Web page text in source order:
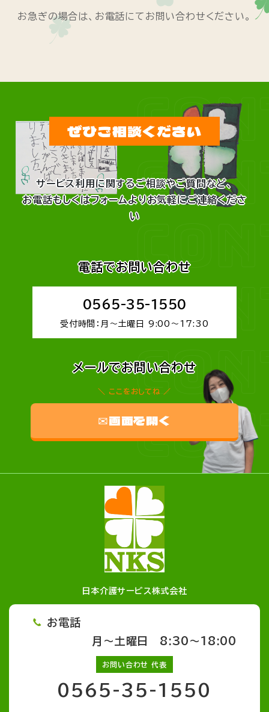
お急ぎの場合は、お電話にてお問い合わせください。
ぜひご相談ください
サービス利用に関するご相談やご質問など、
お電話もしくはフォームよりお気軽にご連絡くださ
い
電話でお問い合わせ
0565-35-1550
受付時間：月～土曜日 9:00～17:30
メールでお問い合わせ
ここをおしてね
✉画面を開く
日本介護サービス株式会社
お電話
月～土曜日 8:30～18:00
お問い合わせ 代表
0565-35-1550